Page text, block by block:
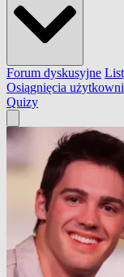
Forum dyskusyjne
Osiągnięcia
Quizy